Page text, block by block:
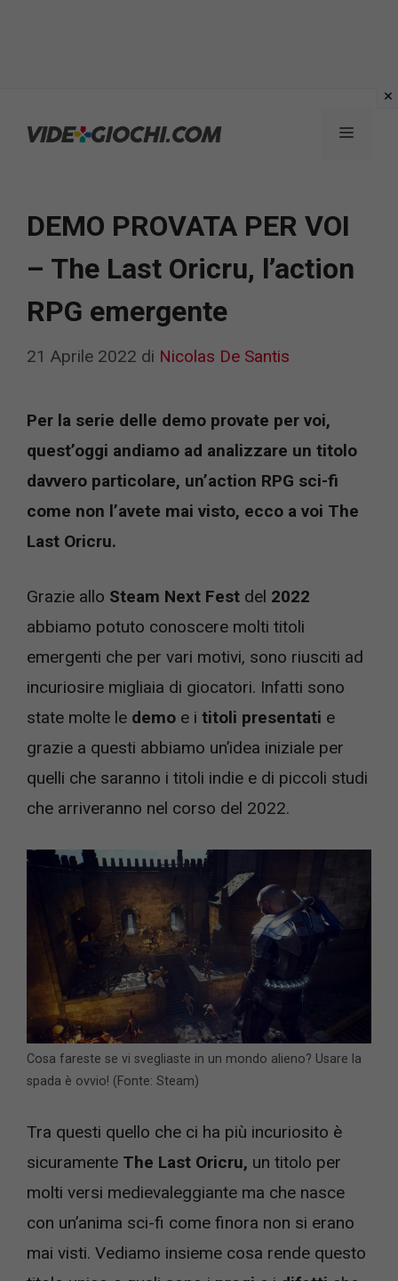
Menu
DEMO PROVATA PER VOI
– The Last Oricru, l’action
RPG emergente
21 Aprile 2022 di Nicolas De Santis
Per la serie delle demo provate per voi,
quest’oggi andiamo ad analizzare un titolo
davvero particolare, un’action RPG sci-fi
come non l’avete mai visto, ecco a voi The
Last Oricru.
Grazie allo Steam Next Fest del 2022
abbiamo potuto conoscere molti titoli
emergenti che per vari motivi, sono riusciti ad
incuriosire migliaia di giocatori. Infatti sono
state molte le demo e i titoli presentati e
grazie a questi abbiamo un’idea iniziale per
quelli che saranno i titoli indie e di piccoli studi
che arriveranno nel corso del 2022.
Cosa fareste se vi svegliaste in un mondo alieno? Usare la
spada è ovvio! (Fonte: Steam)
Tra questi quello che ci ha più incuriosito è
sicuramente The Last Oricru, un titolo per
molti versi medievaleggiante ma che nasce
con un’anima sci-fi come finora non si erano
mai visti. Vediamo insieme cosa rende questo